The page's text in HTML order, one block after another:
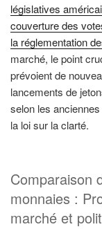
législatives
couverture des
la réglementation
marché, le point
prévoient de
lancements de
selon les
la loi sur la clarté.
Comparaison
monnaies :
marché et